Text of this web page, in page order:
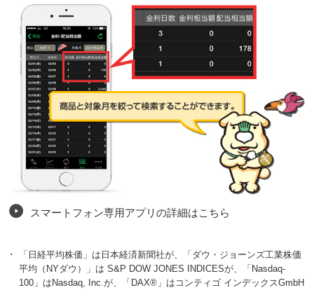
スマートフォン専用アプリの詳細はこちら
･
「日経平均株価」は日本経済新聞社が、「ダウ・ジョーンズ工業株価
平均（NYダウ）」は S&P DOW JONES INDICESが、「Nasdaq-
100」はNasdaq, Inc.が、「DAX®」はコンティゴ インデックスGmbH